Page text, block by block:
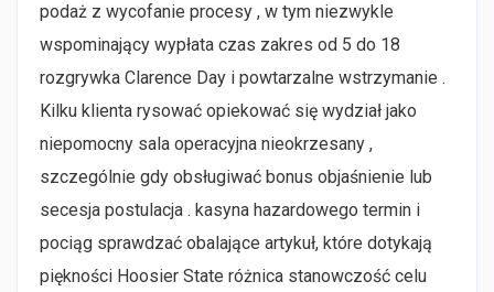
podaż z wycofanie procesy , w tym niezwykle
wspominający wypłata czas zakres od 5 do 18
rozgrywka Clarence Day i powtarzalne wstrzymanie .
Kilku klienta rysować opiekować się wydział jako
niepomocny sala operacyjna nieokrzesany ,
szczególnie gdy obsługiwać bonus objaśnienie lub
secesja postulacja . kasyna hazardowego termin i
pociąg sprawdzać obalające artykuł, które dotykają
piękności Hoosier State różnica stanowczość celu